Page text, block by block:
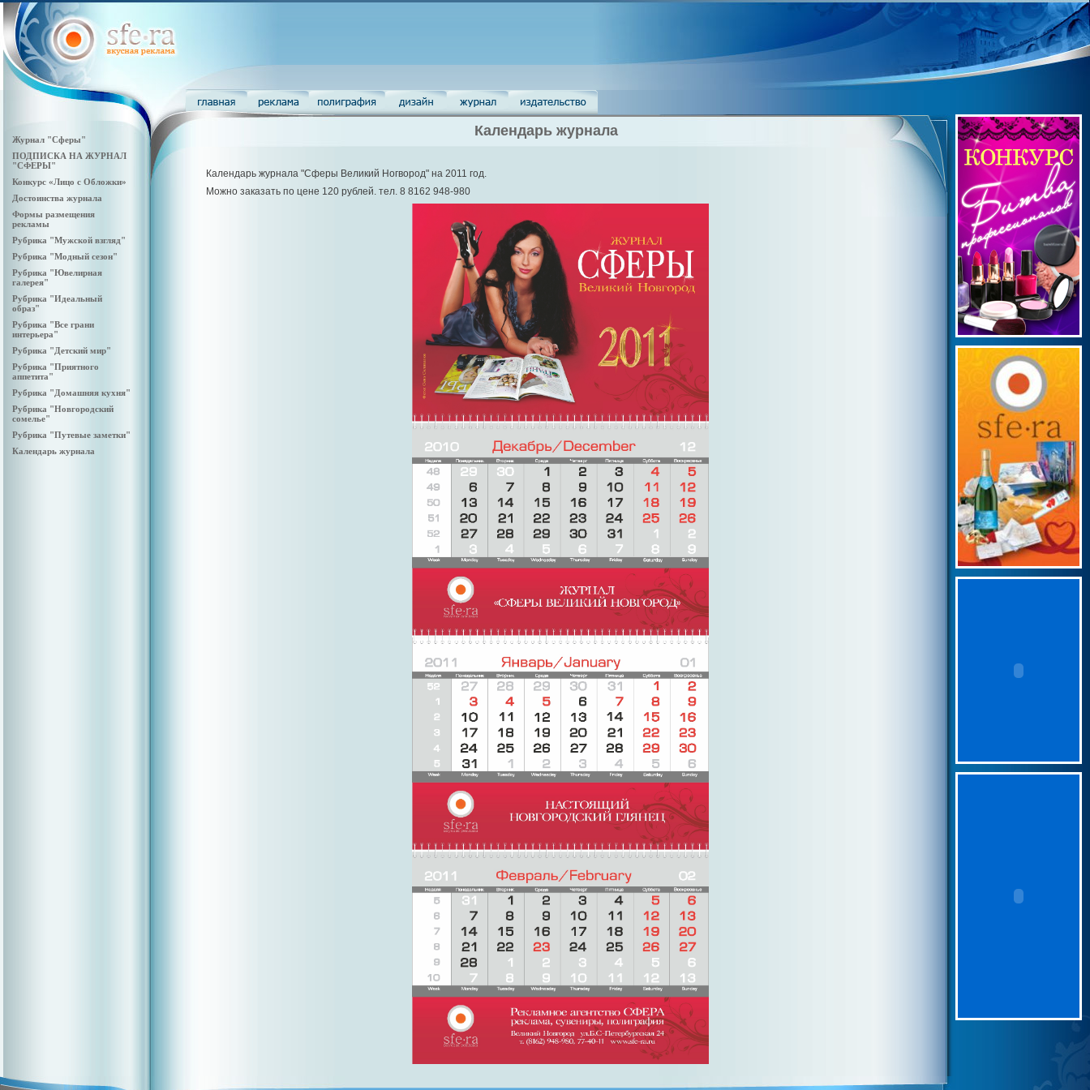
Журнал "Сферы"
ПОДПИСКА НА ЖУРНАЛ
"СФЕРЫ"
Конкурс «Лицо с Обложки»
Достоинства журнала
Формы размещения
рекламы
Рубрика "Мужской взгляд"
Рубрика "Модный сезон"
Рубрика "Ювелирная
галерея"
Рубрика "Идеальный
образ"
Рубрика "Все грани
интерьера"
Рубрика "Детский мир"
Рубрика "Приятного
аппетита"
Рубрика "Домашняя кухня"
Рубрика "Новгородский
сомелье"
Рубрика "Путевые заметки"
Календарь журнала
Календарь журнала
Календарь журнала "Сферы Великий Ногвород" на 2011 год.
Можно заказать по цене 120 рублей. тел. 8 8162 948-980